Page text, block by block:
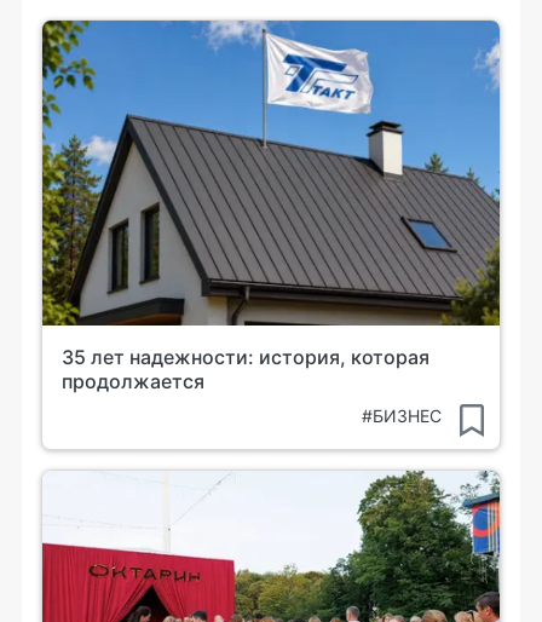
35 лет надежности: история, которая
продолжается
#БИЗНЕС